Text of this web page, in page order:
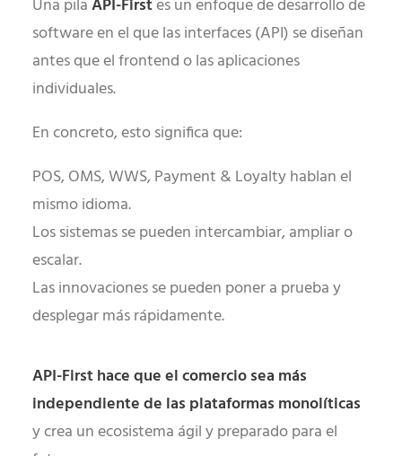
Una pilaAPI-Firstes un enfoque de desarrollo de
software en el que las interfaces (API) se diseñan
antes que el frontend o las aplicaciones
individuales.
En concreto, esto significa que:
POS, OMS, WWS, Payment & Loyalty hablan el
mismo idioma.
Los sistemas se pueden intercambiar, ampliar o
escalar.
Las innovaciones se pueden poner a prueba y
desplegar más rápidamente.
API-First hace que el comercio sea más
independiente de las plataformas monolíticas
y crea un ecosistema ágil y preparado para el